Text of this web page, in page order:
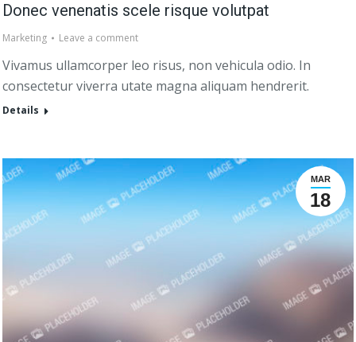
Donec venenatis scele risque volutpat
Marketing Leave a comment
Vivamus ullamcorper leo risus, non vehicula odio. In
consectetur viverra utate magna aliquam hendrerit.
Details
MAR
18